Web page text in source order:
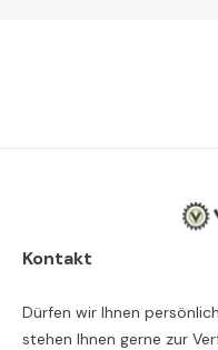
Kontakt
Dürfen wir Ihnen
stehen Ihnen gerne zur